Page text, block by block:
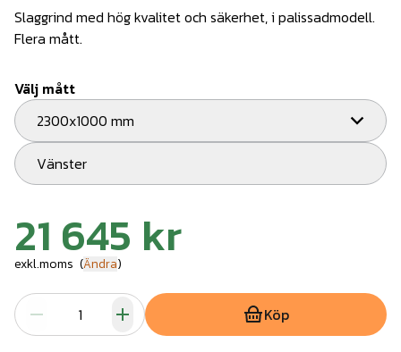
Slaggrind med hög kvalitet och säkerhet, i palissadmodell.
Flera mått.
Välj mått
2300x1000 mm
Vänster
21 645 kr
exkl.moms (Ändra)
Köp